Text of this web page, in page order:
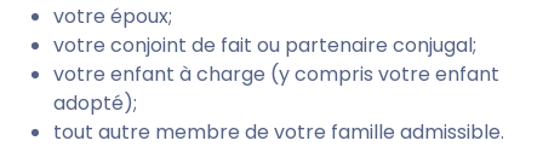
votre époux;
votre conjoint de fait ou partenaire conjugal;
votre enfant à charge (y compris votre enfant
adopté);
tout autre membre de votre famille admissible.